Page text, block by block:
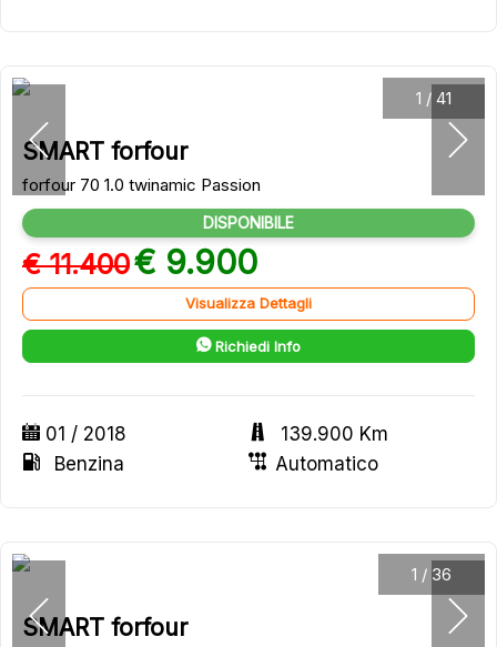
1 / 41
SMART forfour
forfour 70 1.0 twinamic Passion
DISPONIBILE
€ 11.400€ 9.900
Visualizza Dettagli
Richiedi Info
01 / 2018
139.900 Km
Benzina
Automatico
1 / 36
SMART forfour